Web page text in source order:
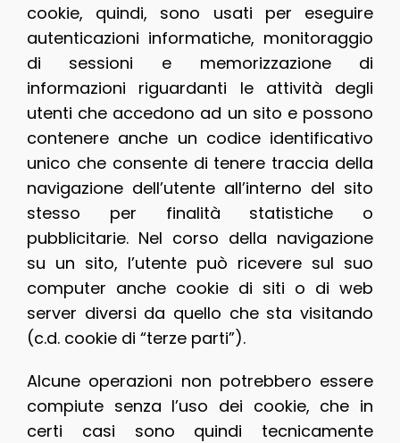
cookie, quindi, sono usati per eseguire
autenticazioni informatiche, monitoraggio
di sessioni e memorizzazione di
informazioni riguardanti le attività degli
utenti che accedono ad un sito e possono
contenere anche un codice identificativo
unico che consente di tenere traccia della
navigazione dell’utente all’interno del sito
stesso per finalità statistiche o
pubblicitarie. Nel corso della navigazione
su un sito, l’utente può ricevere sul suo
computer anche cookie di siti o di web
server diversi da quello che sta visitando
(c.d. cookie di “terze parti”).
Alcune operazioni non potrebbero essere
compiute senza l’uso dei cookie, che in
certi casi sono quindi tecnicamente